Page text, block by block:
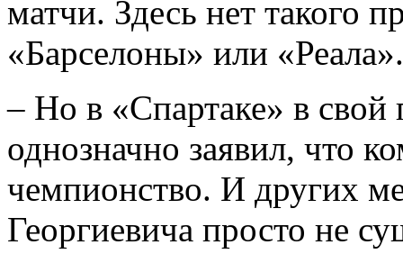
матчи. Здесь нет такого
«Барселоны» или «Реала».
– Но в «Спартаке» в
однозначно заявил, что
чемпионство. И других
Георгиевича просто не